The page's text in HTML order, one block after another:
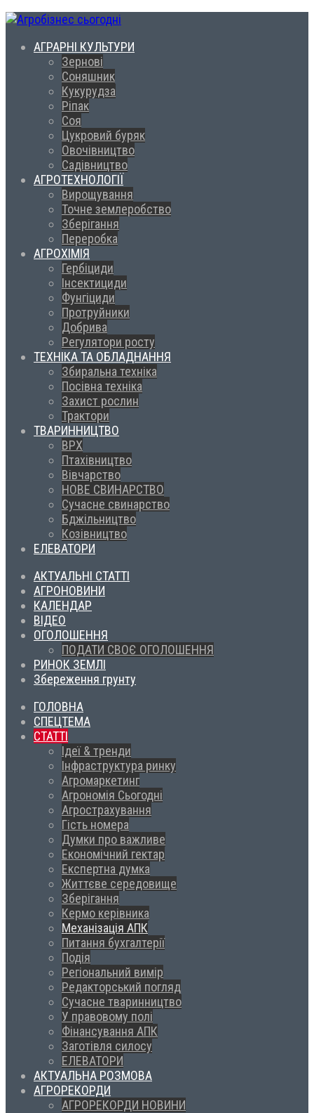
АГРАРНІ КУЛЬТУРИ
Зернові
Соняшник
Кукурудза
Ріпак
Соя
Цукровий буряк
Овочівництво
Садівництво
АГРОТЕХНОЛОГІЇ
Вирощування
Точне землеробство
Зберігання
Переробка
АГРОХІМІЯ
Гербіциди
Інсектициди
Фунгіциди
Протруйники
Добрива
Регулятори росту
ТЕХНІКА ТА ОБЛАДНАННЯ
Збиральна техніка
Посівна техніка
Захист рослин
Трактори
ТВАРИННИЦТВО
ВРХ
Птахівництво
Вівчарство
НОВЕ СВИНАРСТВО
Сучасне свинарство
Бджільництво
Козівництво
ЕЛЕВАТОРИ
АКТУАЛЬНІ СТАТТІ
АГРОНОВИНИ
КАЛЕНДАР
ВІДЕО
ОГОЛОШЕННЯ
ПОДАТИ СВОЄ ОГОЛОШЕННЯ
РИНОК ЗЕМЛІ
Збереження грунту
ГОЛОВНА
СПЕЦТЕМА
СТАТТІ
Ідеї & тренди
Інфраструктура ринку
Агромаркетинг
Агрономія Сьогодні
Агрострахування
Гість номера
Думки про важливе
Економічний гектар
Експертна думка
Життєве середовище
Зберігання
Кермо керівника
Механізація АПК
Питання бухгалтерії
Подія
Регіональний вимір
Редакторський погляд
Сучасне тваринництво
У правовому полі
Фінансування АПК
Заготівля силосу
ЕЛЕВАТОРИ
АКТУАЛЬНА РОЗМОВА
АГРОРЕКОРДИ
АГРОРЕКОРДИ НОВИНИ